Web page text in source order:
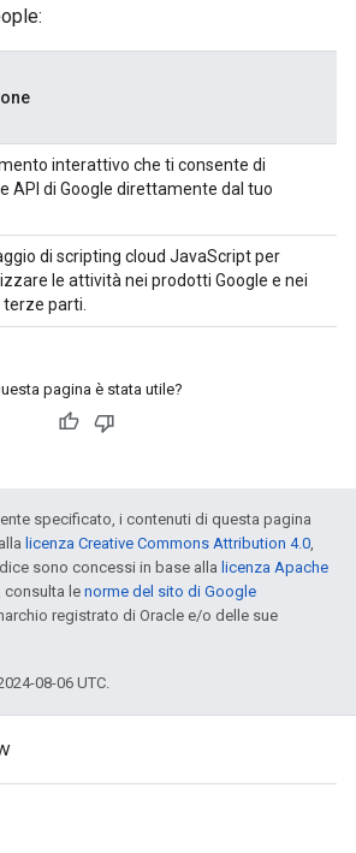
interattivo che ti consente di
API di Google direttamente dal tuo
di scripting cloud JavaScript per
le attività nei prodotti Google e nei
parti.
pagina è stata utile?
specificato, i contenuti di questa pagina
licenza Creative Commons Attribution 4.0,
sono concessi in base alla licenza Apache
consulta lenorme del sito di Google
registrato di Oracle e/o delle sue
08-06 UTC.